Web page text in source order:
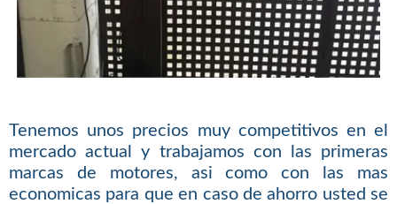
Tenemos unos precios muy competitivos en el
mercado actual y trabajamos con las primeras
marcas de motores, asi como con las mas
economicas para que en caso de ahorro usted se